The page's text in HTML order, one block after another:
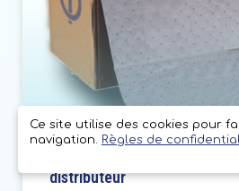
distributeur
Ce site utilise des cookies pour
navigation. Règles de